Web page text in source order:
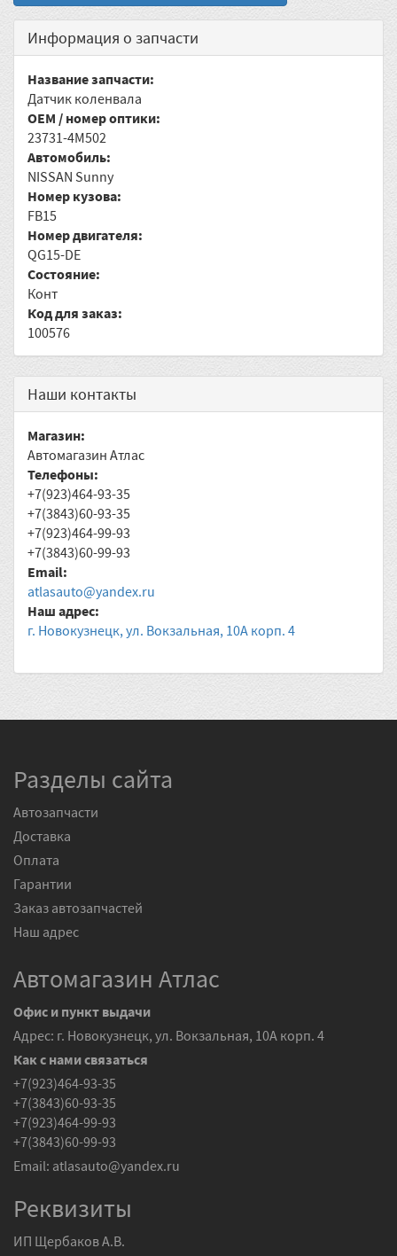
Информация о запчасти
Название запчасти:
Датчик коленвала
OEM / номер оптики:
23731-4M502
Автомобиль:
NISSAN Sunny
Номер кузова:
FB15
Номер двигателя:
QG15-DE
Состояние:
Конт
Код для заказ:
100576
Наши контакты
Магазин:
Автомагазин Атлас
Телефоны:
+7(923)464-93-35
+7(3843)60-93-35
+7(923)464-99-93
+7(3843)60-99-93
Email:
atlasauto@yandex.ru
Наш адрес:
г. Новокузнецк, ул. Вокзальная, 10А корп. 4
Разделы сайта
Автозапчасти
Доставка
Оплата
Гарантии
Заказ автозапчастей
Наш адрес
Автомагазин Атлас
Офис и пункт выдачи
Адрес: г. Новокузнецк, ул. Вокзальная, 10А корп. 4
Как с нами связаться
+7(923)464-93-35
+7(3843)60-93-35
+7(923)464-99-93
+7(3843)60-99-93
Email: atlasauto@yandex.ru
Реквизиты
ИП Щербаков А.В.